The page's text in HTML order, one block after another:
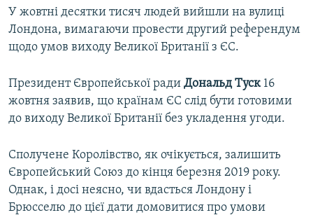
У жовтні десятки тисяч людей вийшли на вулиці
Лондона, вимагаючи провести другий референдум
щодо умов виходу Великої Британії з ЄС.
Президент Європейської ради Дональд Туск16
жовтня заявив, що країнам ЄС слід бути готовими
до виходу Великої Британії без укладення угоди.
Сполучене Королівство, як очікується, залишить
Європейський Союз до кінця березня 2019 року.
Однак, і досі неясно, чи вдасться Лондону і
Брюсселю до цієї дати домовитися про умови